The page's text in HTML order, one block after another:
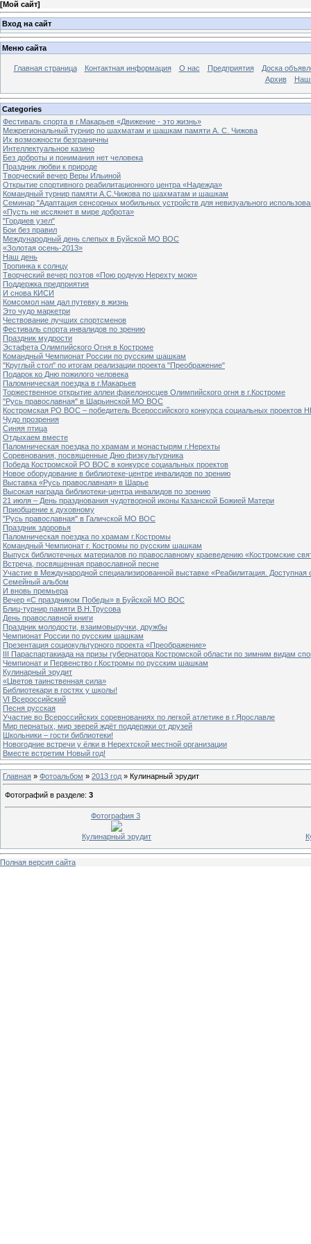
[Мой сайт]
Вход на сайт
Меню сайта
Главная страница Контактная информация О нас Предприятия
Доска
Архив
Categories
Фестиваль спорта в г.Макарьев «Движение - это жизнь»
Межрегиональный турнир по шахматам и шашкам памяти А. С. Чижова
Их возможности безграничны
Интеллектуальное казино
Без доброты и понимания нет человека
Праздник любви к природе
Творческий вечер Веры Ильиной
Открытие спортивного реабилитационного центра «Надежда»
Командный турнир памяти А.С.Чижова по шахматам и шашкам
Семинар "Адаптация сенсорных мобильных устройств для невизуального
«Пусть не иссякнет в мире доброта»
"Гордиев узел"
Бои без правил
Международный день слепых в Буйской МО ВОС
«Золотая осень-2013»
Наш день
Тропинка к солнцу
Творческий вечер поэтов «Пою родную Нерехту мою»
Поддержка предприятия
И снова КИСИ
Комсомол нам дал путевку в жизнь
Это чудо маркетри
Чествование лучших спортсменов
Фестиваль спорта инвалидов по зрению
Праздник мудрости
Эстафета Олимпийского Огня в Костроме
Командный Чемпионат России по русским шашкам
"Круглый стол" по итогам реализации проекта "Преображение"
Подарок ко Дню пожилого человека
Паломническая поездка в г.Макарьев
Торжественное открытие аллеи факелоносцев Олимпийского огня в г.Костроме
"Русь православная" в Шарьинской МО ВОС
Костромская РО ВОС – победитель Всероссийского конкурса социальных проектов
Чудо прозрения
Синяя птица
Отдыхаем вместе
Паломническая поездка по храмам и монастырям г.Нерехты
Соревнования, посвященные Дню физкультурника
Победа Костромской РО ВОС в конкурсе социальных проектов
Новое оборудование в библиотеке-центре инвалидов по зрению
Выставка «Русь православная» в Шарье
Высокая награда библиотеки-центра инвалидов по зрению
21 июля – День празднования чудотворной иконы Казанской Божией Матери
Приобщение к духовному
"Русь православная" в Галичской МО ВОС
Праздник здоровья
Паломническая поездка по храмам г.Костромы
Командный Чемпионат г. Костромы по русским шашкам
Выпуск библиотечных материалов по православному краеведению «Костромские
Встреча, посвященная православной песне
Участие в Международной специализированной выставке «Реабилитация. Доступная
Семейный альбом
И вновь премьера
Вечер «С праздником Победы» в Буйской МО ВОС
Блиц-турнир памяти В.Н.Трусова
День православной книги
Праздник молодости, взаимовыручки, дружбы
Чемпионат России по русским шашкам
Презентация социокультурного проекта «Преображение»
III Параспартакиада на призы губернатора Костромской области по зимним видам
Чемпионат и Первенство г.Костромы по русским шашкам
Кулинарный эрудит
«Цветов таинственная сила»
Библиотекари в гостях у школы!
VI Всероссийский
Песня русская
Участие во Всероссийских соревнованиях по легкой атлетике в г.Ярославле
Мир пернатых, мир зверей ждёт поддержки от друзей
Школьники – гости библиотеки!
Новогодние встречи у ёлки в Нерехтской местной организации
Вместе встретим Новый год!
Главная » Фотоальбом » 2013 год » Кулинарный эрудит
Фотографий в разделе: 3
Фотография 3
Кулинарный эрудит
Полная версия сайта